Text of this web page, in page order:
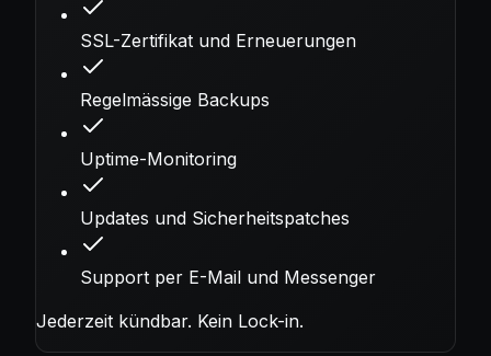
SSL-Zertifikat und Erneuerungen
Regelmässige Backups
Uptime-Monitoring
Updates und Sicherheitspatches
Support per E-Mail und Messenger
Jederzeit kündbar. Kein Lock-in.